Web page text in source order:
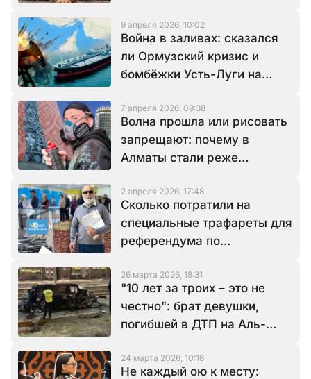
два космодрома
9 апреля 2026, 10:02
Война в заливах: сказался
ли Ормузский кризис и
бомбёжки Усть-Луги на
нефти
7 апреля 2026, 09:38
Волна прошла или рисовать
запрещают: почему в
Алматы стали реже
муралы
2 апреля 2026, 17:48
Сколько потратили на
специальные трафареты для
референдума по
нужны?
26 марта 2026, 18:31
"10 лет за троих – это не
честно": брат девушки,
погибшей в ДТП на Аль-
случившемся
24 марта 2026, 10:18
Не каждый ою к месту: